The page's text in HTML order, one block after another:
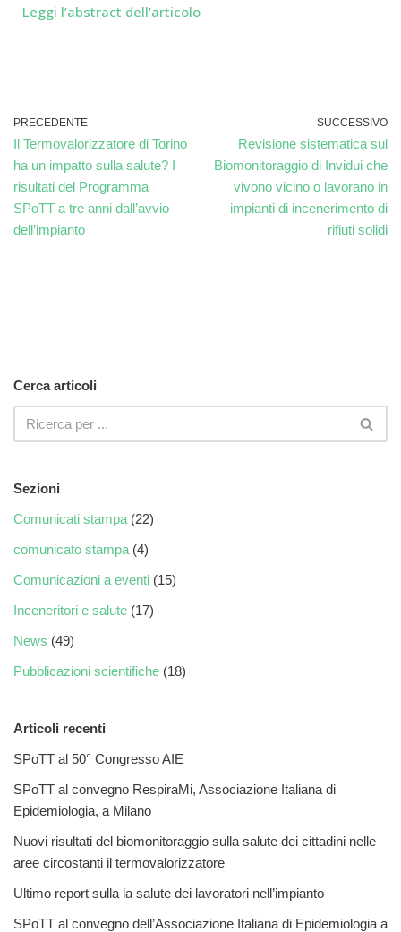
Leggi l’abstract dell’articolo
PRECEDENTE
Il Termovalorizzatore di Torino
ha un impatto sulla salute? I
risultati del Programma
SPoTT a tre anni dall’avvio
dell’impianto
SUCCESSIVO
Revisione sistematica sul
Biomonitoraggio di Invidui che
vivono vicino o lavorano in
impianti di incenerimento di
rifiuti solidi
Cerca articoli
Sezioni
Comunicati stampa (22)
comunicato stampa (4)
Comunicazioni a eventi (15)
Inceneritori e salute (17)
News (49)
Pubblicazioni scientifiche (18)
Articoli recenti
SPoTT al 50° Congresso AIE
SPoTT al convegno RespiraMi, Associazione Italiana di
Epidemiologia, a Milano
Nuovi risultati del biomonitoraggio sulla salute dei cittadini nelle
aree circostanti il termovalorizzatore
Ultimo report sulla la salute dei lavoratori nell’impianto
SPoTT al convegno dell’Associazione Italiana di Epidemiologia a